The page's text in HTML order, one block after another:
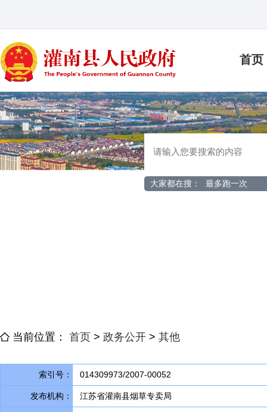
首页
大家都在搜： 最多跑一次
当前位置： 首页 > 政务公开 > 其他
索引号： 014309973/2007-00052
发布机构： 江苏省灌南县烟草专卖局